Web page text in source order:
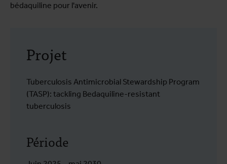
bédaquiline pour l'avenir.
Projet
Tuberculosis Antimicrobial Stewardship Program
(TASP): tackling Bedaquiline-resistant
tuberculosis
Période